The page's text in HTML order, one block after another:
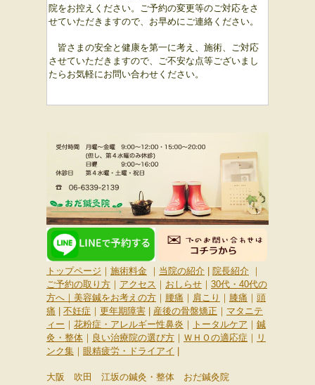
院をお控えください。ご予約の変更等のご対応をさ
せていただきますので、お早めにご連絡ください。
皆さまの安全と健康を第一に考え、施術、ご対応
させていただきますので、ご不安な点等ございまし
たらお気軽にお問い合わせください。
トップページ ｜ 施術料金 ｜ 当院の紹介 院長紹介 ｜
ご予約の取り方 ｜ アクセス ｜ おしらせ ｜ 30代・40代の
方へ ｜ 美容鍼をお考えの方 ｜ 腰痛 ｜ 肩こり ｜ 膝痛 ｜ 頭
痛
不妊症 ｜ 更年期障害 産後の骨盤矯正 ｜ マタニテ
ィー ｜ 花粉症・アレルギー性鼻炎 ｜ トータルケア ｜ 鍼
灸・整体 ｜ 良い治療院の選び方 ｜ ＷＨＯの適応症 ｜ リ
ンク集 ｜ 眼精疲労・ドライアイ
大阪 吹田 江坂の鍼灸・整体 おだ鍼灸院